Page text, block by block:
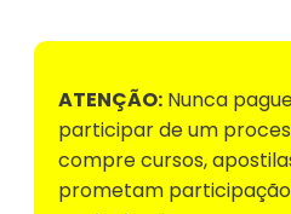
ATENÇÃO: Nunca
participar de um
compre cursos,
prometam